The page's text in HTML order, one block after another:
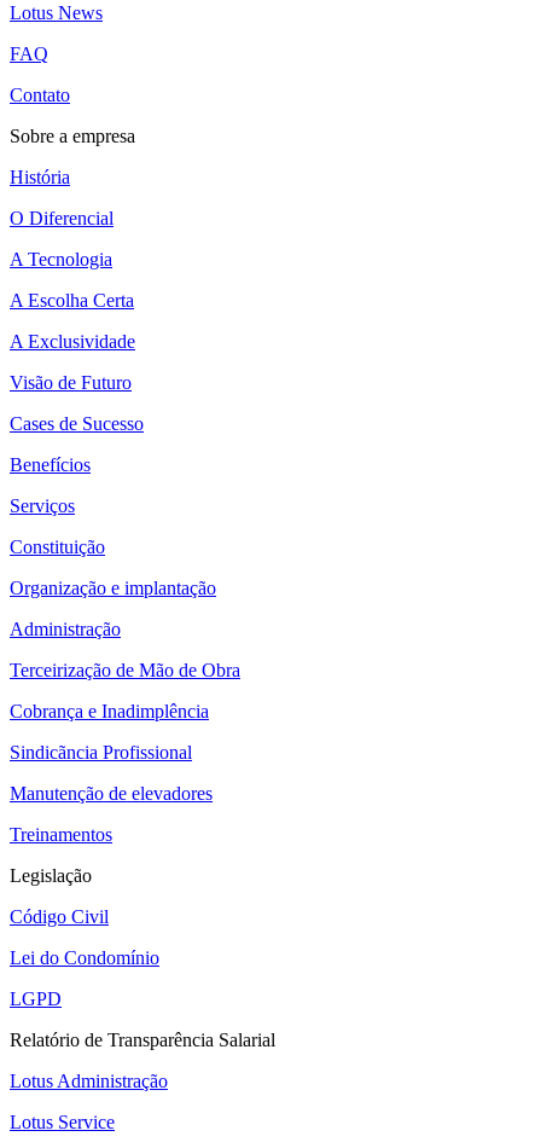
Lotus News
FAQ
Contato
Sobre a empresa
História
O Diferencial
A Tecnologia
A Escolha Certa
A Exclusividade
Visão de Futuro
Cases de Sucesso
Benefícios
Serviços
Constituição
Organização e implantação
Administração
Terceirização de Mão de Obra
Cobrança e Inadimplência
Sindicãncia Profissional
Manutenção de elevadores
Treinamentos
Legislação
Código Civil
Lei do Condomínio
LGPD
Relatório de Transparência Salarial
Lotus Administração
Lotus Service